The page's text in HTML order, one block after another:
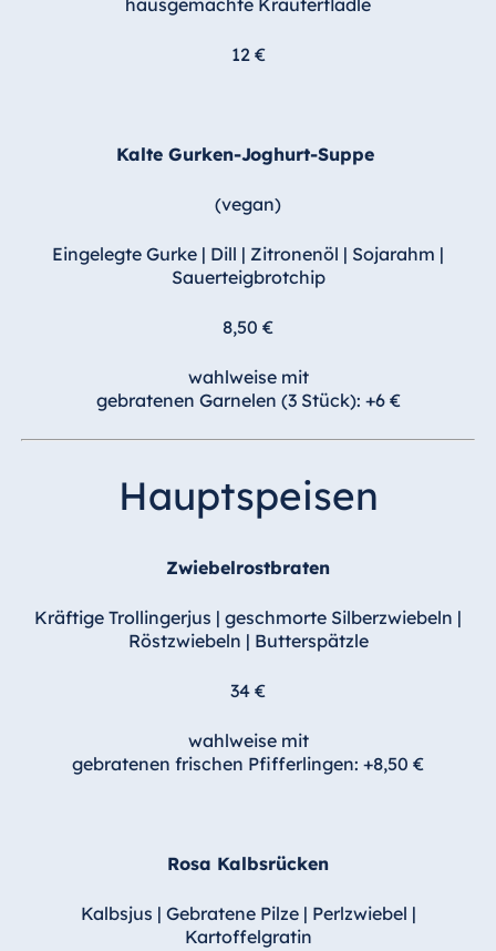
Antonine Hotel &
12 €
Kalte Gurken-Joghurt-Suppe
(vegan)
Eingelegte Gurke | Dill | Zitronenöl | Sojarahm |
Sauerteigbrotchip
8,50 €
wahlweise mit
gebratenen Garnelen (3 Stück): +6 €
Hauptspeisen
Zwiebelrostbraten
Kräftige Trollingerjus | geschmorte Silberzwiebeln |
Röstzwiebeln | Butterspätzle
34 €
wahlweise mit
gebratenen frischen Pfifferlingen: +8,50 €
Rosa Kalbsrücken
Kalbsjus | Gebratene Pilze | Perlzwiebel |
Kartoffelgratin